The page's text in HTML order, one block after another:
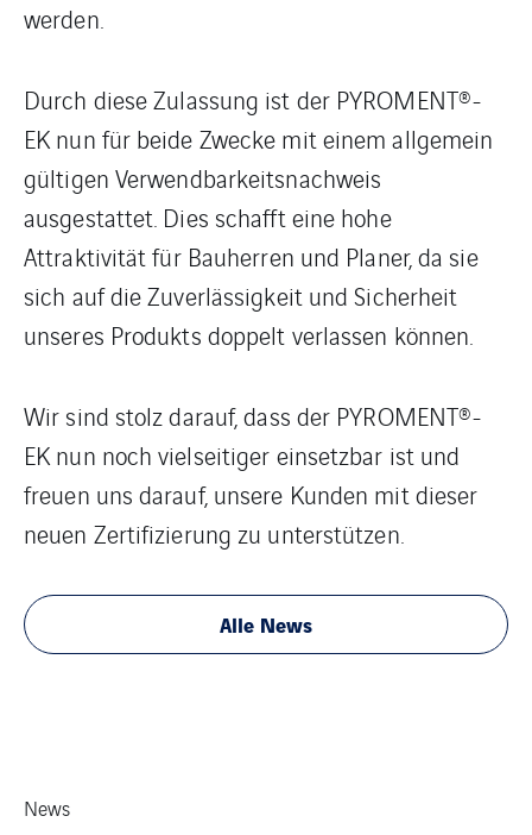
werden.
Durch diese Zulassung ist der PYROMENT®-
EK nun für beide Zwecke mit einem allgemein
gültigen Verwendbarkeitsnachweis
ausgestattet. Dies schafft eine hohe
Attraktivität für Bauherren und Planer, da sie
sich auf die Zuverlässigkeit und Sicherheit
unseres Produkts doppelt verlassen können.
Wir sind stolz darauf, dass der PYROMENT®-
EK nun noch vielseitiger einsetzbar ist und
freuen uns darauf, unsere Kunden mit dieser
neuen Zertifizierung zu unterstützen.
Alle News
News